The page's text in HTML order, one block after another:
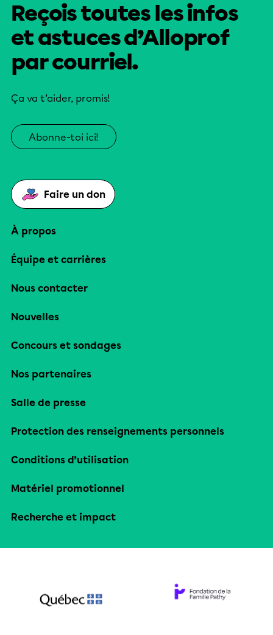
Reçois toutes les infos
et astuces d’Alloprof
par courriel.
Ça va t’aider, promis!
Abonne-toi ici!
Faire un don
À propos
Équipe et carrières
Nous contacter
Nouvelles
Concours et sondages
Nos partenaires
Salle de presse
Protection des renseignements personnels
Conditions d’utilisation
Matériel promotionnel
Recherche et impact